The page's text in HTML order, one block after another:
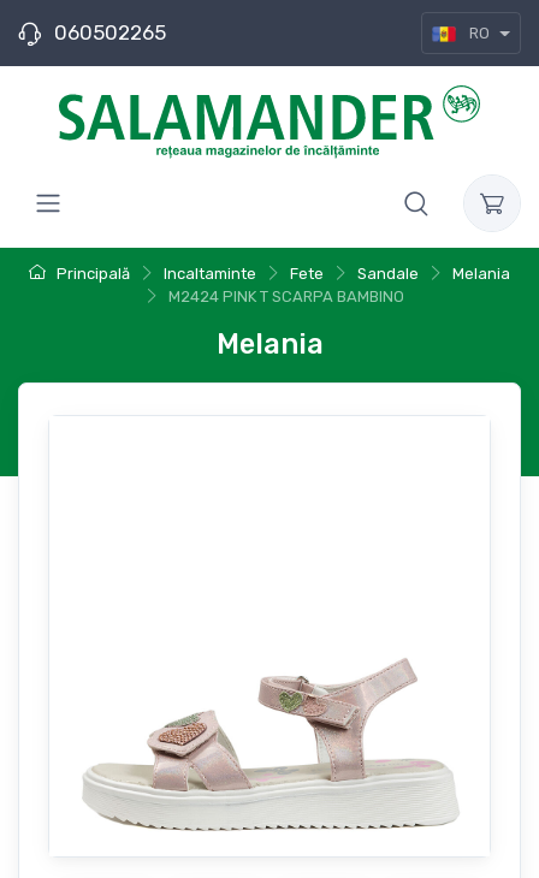
060502265 RO
Principală Incaltaminte Fete Sandale
Melania
M2424 PINK T SCARPA BAMBINO
Melania